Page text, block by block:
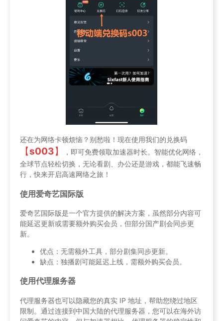
还在为网络卡顿烦恼？别愁啦！现在使用我们的兑换码
【s003】
，即可免费领取加速器时长。智能优化网络，
全球节点轻松切换，无论看剧、办公还是游戏，都能飞速畅
行，快来开启高速网络之旅！
使用爱奇艺国际版
爱奇艺国际版是一个官方提供的解决方案，虽然部分内容可
能延迟更新或需要额外购买会员，但部分国产剧会同步更
新。
优点：无需额外工具，部分剧集同步更新。
缺点：独播剧可能延迟上线，需额外购买会员。
使用代理服务器
代理服务器也可以隐藏您的真实 IP 地址，帮助您绕过地区
限制。通过连接到中国大陆的代理服务器，您可以在海外访